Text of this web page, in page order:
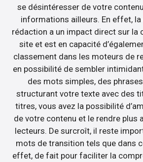
se désintéresser de votre
informations ailleurs. En effet,
rédaction a un impact direct sur la
site et est en capacité
classement dans les moteurs de
en possibilité de sembler
des mots simples, des
structurant votre texte avec des
titres, vous avez la possibilité
de votre contenu et le rendre plus
lecteurs. De surcroît, il reste
mots de transition tels que dans
effet, de fait pour faciliter la